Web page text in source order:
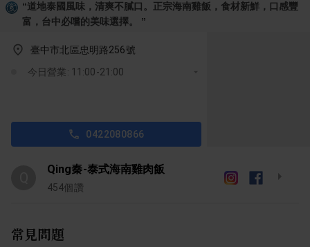
“道地泰國風味，清爽不膩口。正宗海南雞飯，食材新鮮，口感豐
富，台中必嚐的美味選擇。 ”
臺中市北區忠明路256號
今日營業: 11:00-21:00
0422080866
Qing秦-泰式海南雞肉飯
454個讚
常見問題